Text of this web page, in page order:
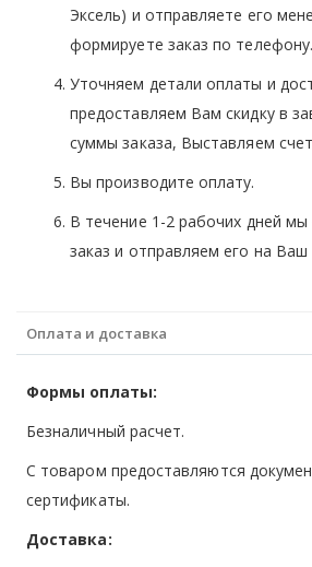
Эксель) и отправляете его
формируете заказ по телефону.
Уточняем детали оплаты и
предоставляем Вам скидку в
суммы заказа, Выставляем
Вы производите оплату.
В течение 1-2 рабочих дней
заказ и отправляем его на Ваш
Оплата и доставка
Формы оплаты:
Безналичный расчет.
С товаром предоставляются
сертификаты.
Доставка: